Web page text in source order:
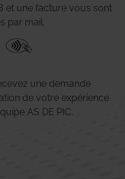
et une facture vous sont
par mail.
une demande
de votre expérience
AS DE PIC.